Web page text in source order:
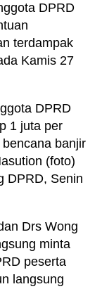
DPRD
terdampak
Kamis 27
DPRD
1 juta per
banjir
(foto)
DPRD, Senin
Drs Wong
minta
peserta
langsung